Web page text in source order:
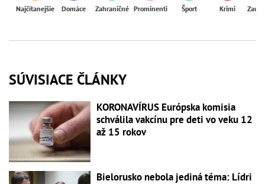
Najčítanejšie Domáce Zahraničné Prominenti Šport Krimi
SÚVISIACE ČLÁNKY
KORONAVÍRUS Európska komisia
schválila vakcínu pre deti vo veku 12
až 15 rokov
Bielorusko nebola jediná téma: Lídri